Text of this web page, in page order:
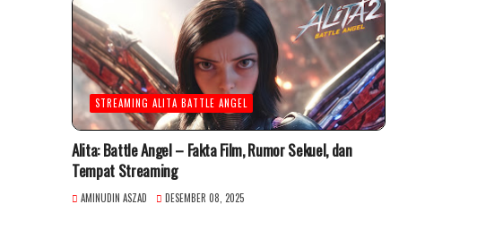
STREAMING ALITA BATTLE ANGEL
Alita: Battle Angel – Fakta Film, Rumor Sekuel, dan
Tempat Streaming
AMINUDIN ASZAD DESEMBER 08, 2025